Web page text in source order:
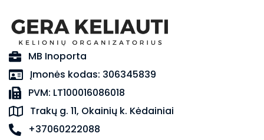
MB Inoporta
Įmonės kodas: 306345839
PVM: LT100016086018
Trakų g. 11, Okainių k. Kėdainiai
+37060222088